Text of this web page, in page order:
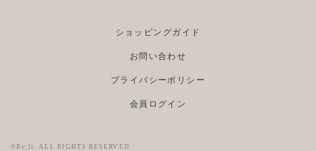
ショッピングガイド
お問い合わせ
プライバシーポリシー
会員ログイン
©Re;li. ALL RIGHTS RESERVED.